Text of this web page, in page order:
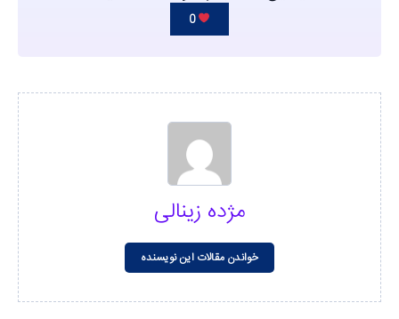
0
مژده زینالی
خواندن مقالات این نویسنده